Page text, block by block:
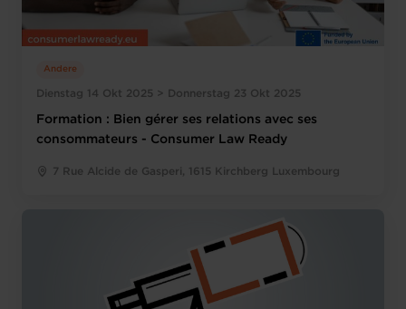
Dienstag 14 Okt 2025 > Donnerstag 23 Okt 2025
Andere
Formation : Bien gérer ses relations avec ses
consommateurs - Consumer Law Ready
7 Rue Alcide de Gasperi, 1615 Kirchberg Luxembourg